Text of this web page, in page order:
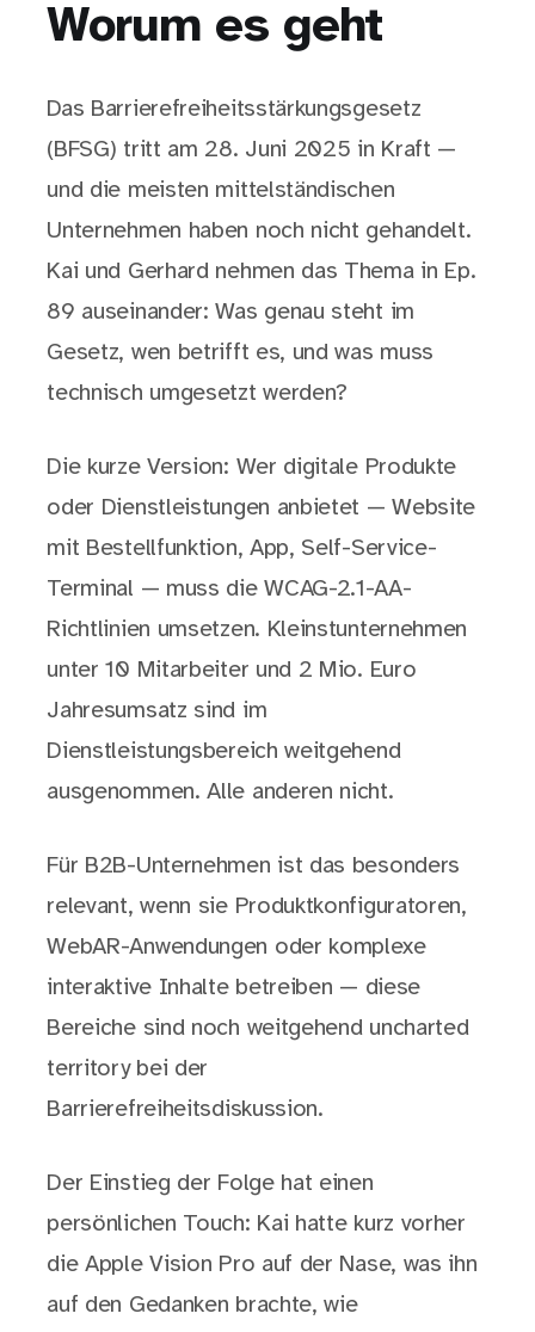
Worum es geht
Das Barrierefreiheitsstärkungsgesetz
(BFSG) tritt am 28. Juni 2025 in Kraft —
und die meisten mittelständischen
Unternehmen haben noch nicht gehandelt.
Kai und Gerhard nehmen das Thema in Ep.
89 auseinander: Was genau steht im
Gesetz, wen betrifft es, und was muss
technisch umgesetzt werden?
Die kurze Version: Wer digitale Produkte
oder Dienstleistungen anbietet — Website
mit Bestellfunktion, App, Self-Service-
Terminal — muss die WCAG-2.1-AA-
Richtlinien umsetzen. Kleinstunternehmen
unter 10 Mitarbeiter und 2 Mio. Euro
Jahresumsatz sind im
Dienstleistungsbereich weitgehend
ausgenommen. Alle anderen nicht.
Für B2B-Unternehmen ist das besonders
relevant, wenn sie Produktkonfiguratoren,
WebAR-Anwendungen oder komplexe
interaktive Inhalte betreiben — diese
Bereiche sind noch weitgehend uncharted
territory bei der
Barrierefreiheitsdiskussion.
Der Einstieg der Folge hat einen
persönlichen Touch: Kai hatte kurz vorher
die Apple Vision Pro auf der Nase, was ihn
auf den Gedanken brachte, wie